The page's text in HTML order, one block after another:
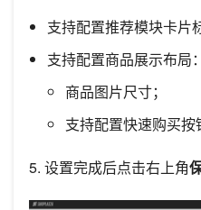
支持配置推荐模块卡片
支持配置商品展示布局：
商品图片尺寸；
支持配置快速购买按
5. 设置完成后点击右上角